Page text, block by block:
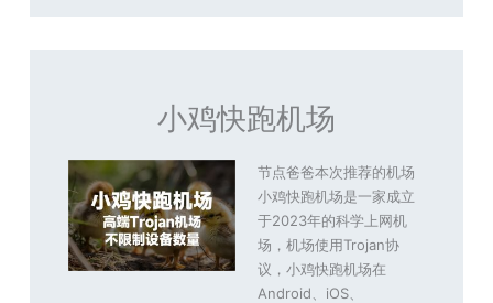
小鸡快跑机场
节点爸爸本次推荐的机场
小鸡快跑机场是一家成立
于2023年的科学上网机
场，机场使用Trojan协
议，小鸡快跑机场在
Android、iOS、